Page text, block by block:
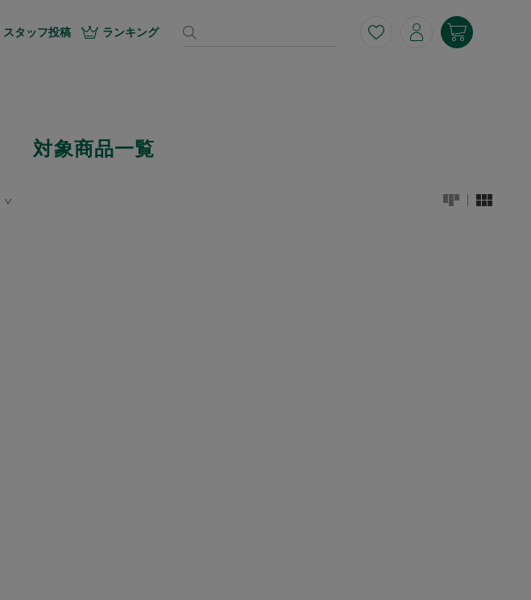
スタッフ投稿 ランキング
対象商品一覧